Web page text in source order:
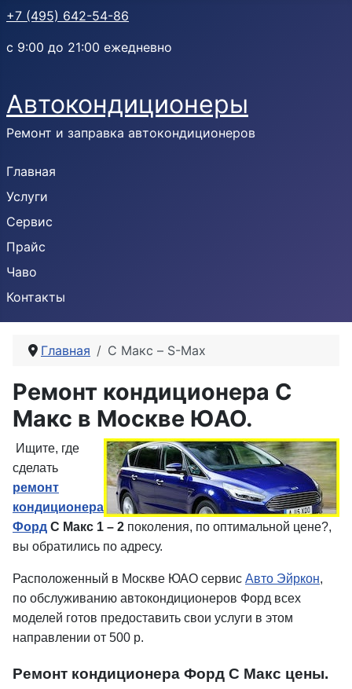
+7 (495) 642-54-86
с 9:00 до 21:00 ежедневно
Автокондиционеры
Ремонт и заправка автокондиционеров
Главная
Услуги
Сервис
Прайс
Чаво
Контакты
Главная С Макс – S-Max
Ремонт кондиционера С
Макс в Москве ЮАО.
Ищите, где
сделать
ремонт
кондиционера
Форд С Макс 1 – 2 поколения, по оптимальной цене?,
вы обратились по адресу.
Расположенный в Москве ЮАО сервис Авто Эйркон,
по обслуживанию автокондиционеров Форд всех
моделей готов предоставить свои услуги в этом
направлении от 500 р.
Ремонт кондиционера Форд С Макс цены.